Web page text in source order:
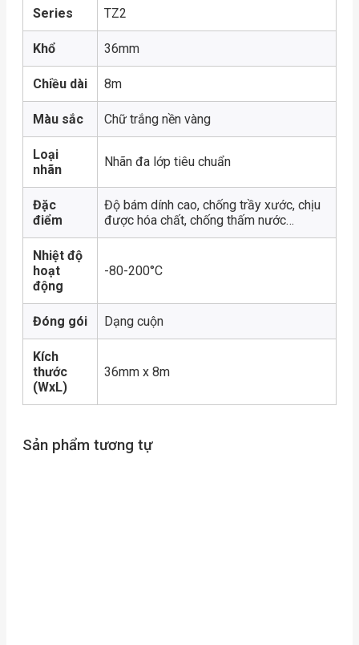
Series TZ2
Khổ 36mm
Chiều dài 8m
Màu sắc Chữ trắng nền vàng
Loại
nhãn
Nhãn đa lớp tiêu chuẩn
Đặc
điểm
Độ bám dính cao, chống trầy xước, chịu
được hóa chất, chống thấm nước…
Nhiệt độ
hoạt
động
-80-200°C
Đóng gói Dạng cuộn
Kích
thước
(WxL)
36mm x 8m
Sản phẩm tương tự